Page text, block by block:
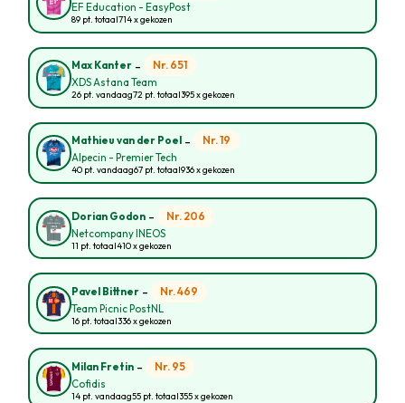
EF Education - EasyPost
89 pt. totaal714 x gekozen
Max Kanter - Nr. 651
XDS Astana Team
26 pt. vandaag72 pt. totaal395 x gekozen
Mathieu van der Poel - Nr. 19
Alpecin - Premier Tech
40 pt. vandaag67 pt. totaal936 x gekozen
Dorian Godon - Nr. 206
Netcompany INEOS
11 pt. totaal410 x gekozen
Pavel Bittner - Nr. 469
Team Picnic PostNL
16 pt. totaal336 x gekozen
Milan Fretin - Nr. 95
Cofidis
14 pt. vandaag55 pt. totaal355 x gekozen